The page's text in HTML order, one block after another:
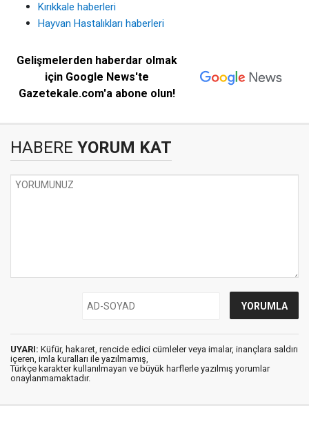
Kırıkkale haberleri
Hayvan Hastalıkları haberleri
Gelişmelerden haberdar olmak
için Google News'te
Gazetekale.com'a abone olun!
HABERE YORUM KAT
UYARI: Küfür, hakaret, rencide edici cümleler veya imalar, inançlara saldırı
içeren, imla kuralları ile yazılmamış,
Türkçe karakter kullanılmayan ve büyük harflerle yazılmış yorumlar
onaylanmamaktadır.